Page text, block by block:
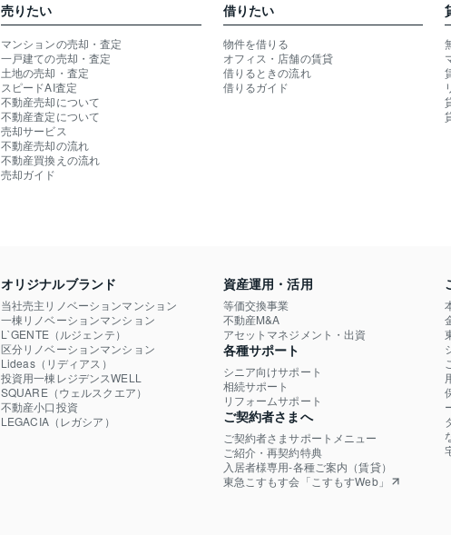
売りたい
マンションの売却・査定
一戸建ての売却・査定
土地の売却・査定
スピードAI査定
不動産売却について
不動産査定について
売却サービス
不動産売却の流れ
不動産買換えの流れ
売却ガイド
借りたい
物件を借りる
オフィス・店舗の賃貸
借りるときの流れ
借りるガイド
オリジナルブランド
当社売主リノベーションマンション
一棟リノベーションマンション
L`GENTE（ルジェンテ）
区分リノベーションマンション
Lideas（リディアス）
投資用一棟レジデンスWELL
SQUARE（ウェルスクエア）
不動産小口投資
LEGACIA（レガシア）
資産運用・活用
等価交換事業
不動産M&A
アセットマネジメント・出資
各種サポート
シニア向けサポート
相続サポート
リフォームサポート
ご契約者さまへ
ご契約者さまサポートメニュー
ご紹介・再契約特典
入居者様専用-各種ご案内（賃貸）
東急こすもす会「こすもすWeb」